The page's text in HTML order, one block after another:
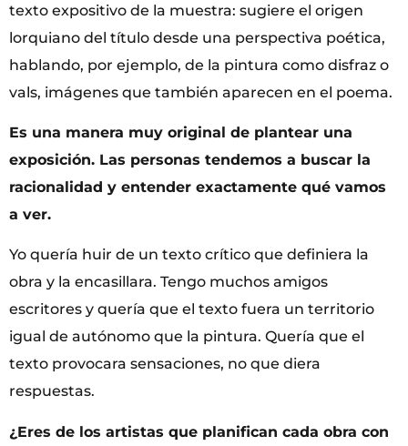
texto expositivo de la muestra: sugiere el origen
lorquiano del título desde una perspectiva poética,
hablando, por ejemplo, de la pintura como disfraz o
vals, imágenes que también aparecen en el poema.
Es una manera muy original de plantear una
exposición. Las personas tendemos a buscar la
racionalidad y entender exactamente qué vamos
a ver.
Yo quería huir de un texto crítico que definiera la
obra y la encasillara. Tengo muchos amigos
escritores y quería que el texto fuera un territorio
igual de autónomo que la pintura. Quería que el
texto provocara sensaciones, no que diera
respuestas.
¿Eres de los artistas que planifican cada obra con